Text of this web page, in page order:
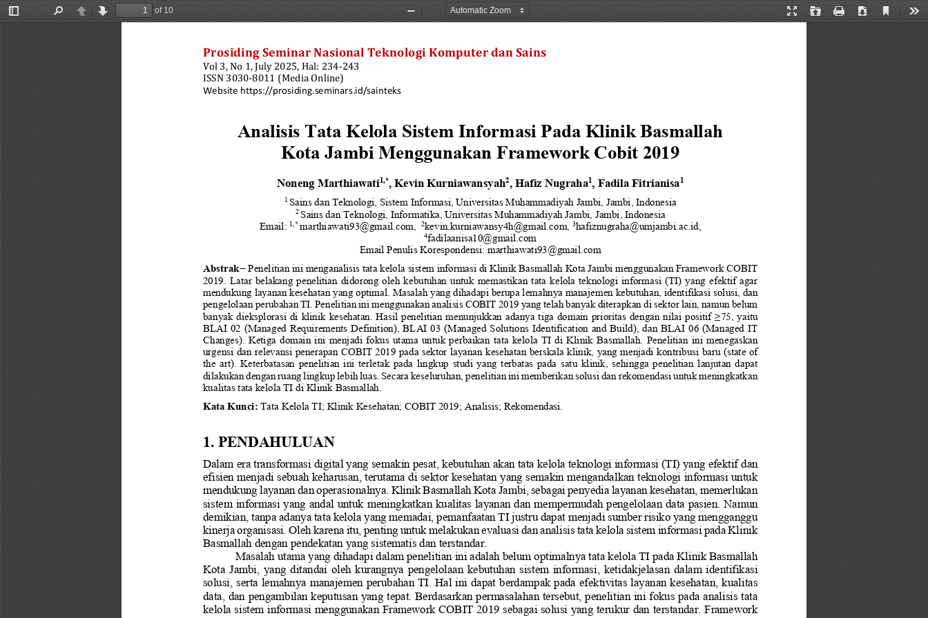
Toggle
PreviousNext
of 10
Presentation
Open Print Download
Current
Zoom
Zoom
Prosiding Seminar Nasional Teknologi Komputer dan Sains
Vol 3, No 1, July 2025, Hal: 234-243
ISSN 3030-8011 (Media Online)
Website https://prosiding.seminars.id/sainteks
Analisis Tata Kelola Sistem Informasi Pada Klinik Basmallah
Kota Jambi Menggunakan Framework Cobit 2019
Noneng Marthiawati1 ,* , Kevin Kurniawansyah2 Hafiz Nugraha1 Fadila Fitrianisa1
1 Sains dan Teknologi Sistem Informasi , Universitas Muhammadiyah Jambi Jambi , Indonesia
2 Sains dan Teknologi Informatika , Universitas Muhammadiyah Jambi Jambi , Indonesia
Email: 1 ,* marthiawati93@gmail.com 2kevin.kurniawansy4h@gmail.com 3hafiznugraha@umjambi.ac.id
4fadilaanisa10@gmail.com
Email Penulis Korespondensi: marthiawati93@gmail.com
Abstrak− Penelitian ini menganalisis tata kelola sistem informasi di Klinik Basmallah Kota Jambi menggunakan Framework COBIT
2019.  Latar  belakang  penelitian  didorong  oleh  kebutuhan  untuk  memastikan  tata  kelola  teknologi  informasi  (TI)  yang  efektif  agar
mendukung layanan kesehatan yang optimal. Masalah yang dihadapi berupa lemahnya manajemen kebutuhan, identifikasi solusi, dan
pengelolaan perubahan TI. Penelitian ini menggunakan analisis COBIT 2019 yang telah banyak diterapkan di sektor lain, namun belum
banyak dieksplorasi di klinik kesehatan. Hasil penelitian menunjukkan adanya tiga domain prioritas dengan nilai positif ≥75, yaitu
BLAI 02 (Managed Requirements Definition), BLAI 03 (Managed Solutions Identification and Build), dan BLAI 06 (Managed IT
Changes).  Ketiga domain  ini  menjadi  fokus  utama  untuk  perbaikan  tata  kelola  TI  di  Klinik  Basmallah.  Penelitian  ini  menegaskan
urgensi dan relevansi penerapan COBIT 2019 pada sektor layanan kesehatan berskala klinik, yang menjadi kontribusi baru (state of
the  art).  Keterbatasan  penelitian  ini  terletak  pada  lingkup  studi  yang  terbatas  pada  satu  klinik,  sehingga  penelitian  lanjutan  dapat
dilakukan dengan ruang lingkup lebih luas. Secara keseluruhan, penelitian ini memberikan solusi dan rekomendasi untuk meningkatkan
kualitas tata kelola TI di Klinik Basmallah.
Kata Kunci: Tata Kelola TI; Klinik Kesehatan; COBIT 2019; Analisis; Rekomendasi
1. PENDAHULUAN
Dalam era transformasi digital yang semakin pesat, kebutuhan akan tata kelola teknologi informasi (TI) yang efektif dan
efisien menjadi sebuah keharusan, terutama di sektor kesehatan yang semakin mengandalkan teknologi informasi untuk
mendukung layanan danoperasionalnya. Klinik Basmallah Kota Jambi, sebagai penyedia layanan kesehatan, memerlukan
sistem informasi yang andal untuk meningkatkan kualitas layanan dan mempermudah pengelolaan data pasien. Namun
demikian, tanpa adanya tata kelola yang memadai, pemanfaatan TI justru dapat menjadi sumber risiko yang mengganggu
kinerja organisasi. Oleh karena itu, penting untuk melakukan evaluasi dan analisis tata kelola sistem informasi pada Klinik
Basmallah dengan pendekatan yang sistematis dan terstandar.
Masalah utama yang dihadapi dalam penelitian ini adalah belum optimalnya tata kelola TI pada Klinik Basmallah
Kota Jambi, yang ditandai oleh kurangnya pengelolaan kebutuhan sistem informasi, ketidakjelasan dalam identifikasi
solusi, serta lemahnya manajemen perubahan TI. Hal ini dapat berdampak pada efektivitas layanan kesehatan, kualitas
data, dan pengambilan keputusan yang tepat. Berdasarkan permasalahan tersebut, penelitian ini fokus pada analisis tata
kelola sistem informasi menggunakan Framework COBIT 2019 sebagai solusi yang terukur dan terstandar. Framework